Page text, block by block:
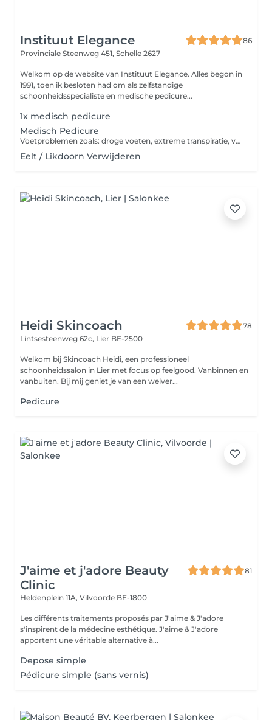
Instituut Elegance
86
Provinciale Steenweg 451, Schelle 2627
Welkom op de website van Instituut Elegance. Alles begon in
1991, toen ik besloten had om als zelfstandige
schoonheidsspecialiste en medische pedicure...
1x medisch pedicure
Medisch Pedicure
Voetproblemen zoals: droge voeten, extreme transpiratie, vermoeide voeten, ingegroeide nagels, kloven, eeltvorming, schimmelnagels, ... Eerst wordt er een voetanalyse gemaakt en gaan we na of u diabetespatiënt bent of bloedverdunners neemt. Daarna gaat de verzorging van start en wordt deze beëindigd met een deugddoende korte voetmassage. Sommige mutualiteiten geven een tegemoetkoming voor medische pedicure.
Eelt / Likdoorn Verwijderen
Heidi Skincoach
78
Lintsesteenweg 62c, Lier BE-2500
Welkom bij Skincoach Heidi, een professioneel
schoonheidssalon in Lier met focus op feelgood. Vanbinnen en
vanbuiten. Bij mij geniet je van een welver...
Pedicure
J'aime et j'adore Beauty
Clinic
81
Heldenplein 11A, Vilvoorde BE-1800
Les différents traitements proposés par J'aime & J'adore
s'inspirent de la médecine esthétique. J'aime & J'adore
apportent une véritable alternative à...
Depose simple
Pédicure simple (sans vernis)